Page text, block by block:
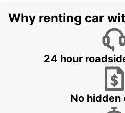
AREZZO
Why renting car
24 hour
No hidden